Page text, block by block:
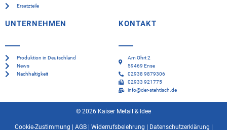
Ersatzteile
UNTERNEHMEN
Produktion in Deutschland
News
Nachhaltigkeit
KONTAKT
Am Ohrt 2
59469 Ense
02938 9879306
02933 921775
info@der-stehtisch.de
© 2026 Kaiser Metall & Idee
Cookie-Zustimmung AGB| Widerrufsbelehrung Datenschutzerklärung